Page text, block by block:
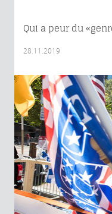
Qui a peur du
28.11.2019